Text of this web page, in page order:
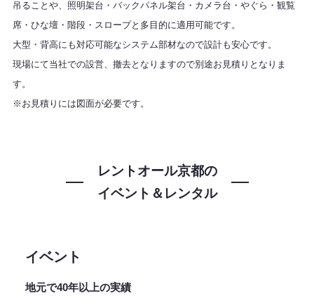
吊ることや、照明架台・バックパネル架台・カメラ台・やぐら・観覧
席・ひな壇・階段・スロープと多目的に適用可能です。
大型・背高にも対応可能なシステム部材なので設計も安心です。
現場にて当社での設営、撤去となりますので別途お見積りとなりま
す。
※お見積りには図面が必要です。
レントオール京都の
イベント＆レンタル
イベント
地元で40年以上の実績